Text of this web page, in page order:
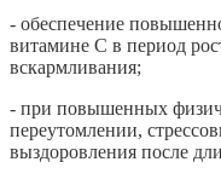
- обеспечение
витамине С в период
вскармливания;
- при повышенных
переутомлении,
выздоровления после